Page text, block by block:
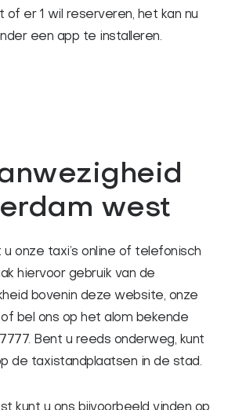
er 1 wil reserveren, het kan nu
een app te installeren.
west
onze taxi’s online of telefonisch
hiervoor gebruik van de
bovenin deze website, onze
bel ons op het alom bekende
Bent u reeds onderweg, kunt
de taxistandplaatsen in de stad.